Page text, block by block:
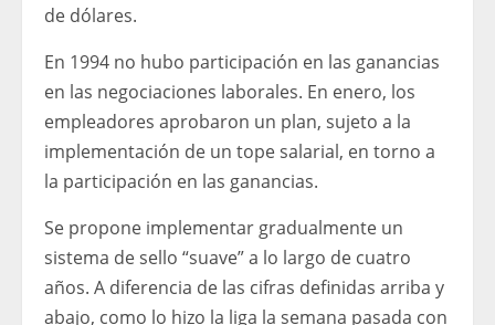
de dólares.
En 1994 no hubo participación en las ganancias
en las negociaciones laborales. En enero, los
empleadores aprobaron un plan, sujeto a la
implementación de un tope salarial, en torno a
la participación en las ganancias.
Se propone implementar gradualmente un
sistema de sello “suave” a lo largo de cuatro
años. A diferencia de las cifras definidas arriba y
abajo, como lo hizo la liga la semana pasada con